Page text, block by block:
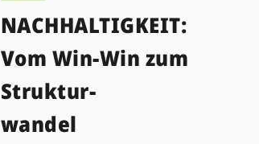
NACHHALTIGKEIT:
Vom Win-Win zum
Struktur-
wandel